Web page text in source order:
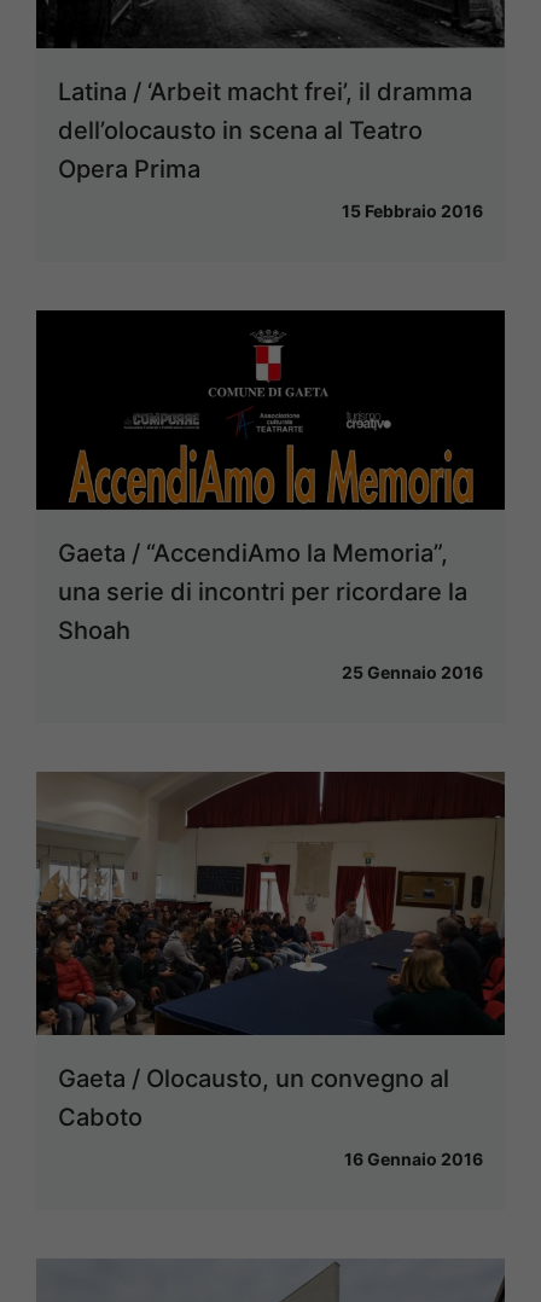
Latina / ‘Arbeit macht frei’, il dramma
dell’olocausto in scena al Teatro
Opera Prima
15 Febbraio 2016
Gaeta / “AccendiAmo la Memoria”,
una serie di incontri per ricordare la
Shoah
25 Gennaio 2016
Gaeta / Olocausto, un convegno al
Caboto
16 Gennaio 2016